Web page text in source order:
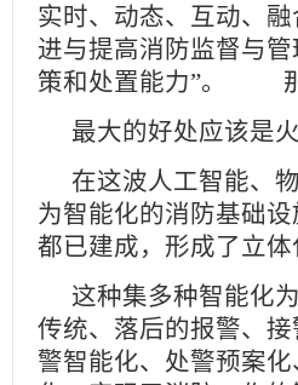
实时、动态、互动、
进与提高消防监督与
策和处置能力”。
最大的好处应该
在这波人工智能、
为智能化的消防基础
都已建成，形成了
这种集多种智能化
传统、落后的报警、
警智能化、处警预案